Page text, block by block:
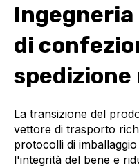
Ingegneria
di
La transizione del
vettore di trasporto
protocolli di
l'integrità del bene e